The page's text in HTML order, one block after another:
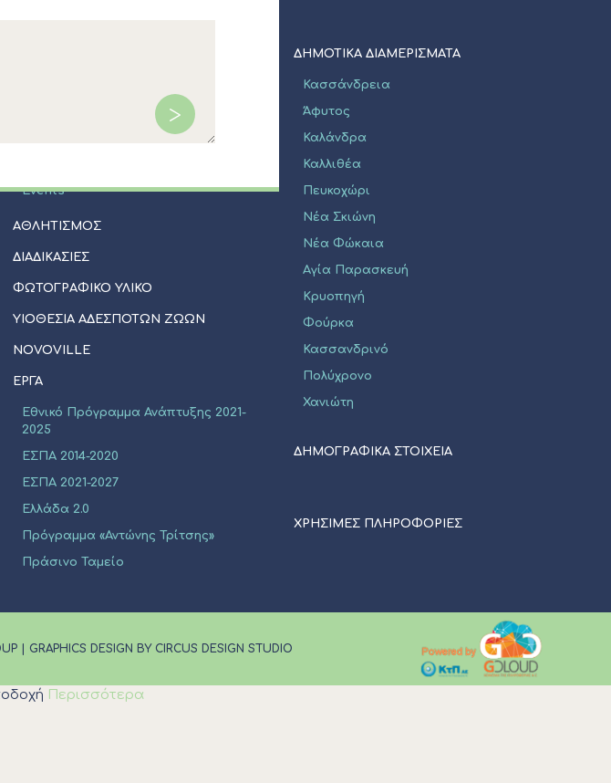
Φεστιβάλ Κασσάνδρας
Events
ΑΘΛΗΤΙΣΜΟΣ
ΔΙΑΔΙΚΑΣΙΕΣ
ΦΩΤΟΓΡΑΦΙΚΟ ΥΛΙΚΟ
ΥΙΟΘΕΣΊΑ ΑΔΈΣΠΟΤΩΝ ΖΏΩΝ
NOVOVILLE
ΈΡΓΑ
Εθνικό Πρόγραμμα Ανάπτυξης 2021-
2025
ΕΣΠΑ 2014-2020
ΕΣΠΑ 2021-2027
Ελλάδα 2.0
Πρόγραμμα «Αντώνης Τρίτσης»
Πράσινο Ταμείο
ΔΗΜΟΤΙΚΑ ΔΙΑΜΕΡΙΣΜΑΤΑ
Κασσάνδρεια
Άφυτος
Καλάνδρα
Καλλιθέα
Πευκοχώρι
Νέα Σκιώνη
Νέα Φώκαια
Αγία Παρασκευή
Κρυοπηγή
Φούρκα
Κασσανδρινό
Πολύχρονο
Χανιώτη
ΔΗΜΟΓΡΑΦΙΚΑ ΣΤΟΙΧΕΙΑ
ΧΡΗΣΙΜΕΣ ΠΛΗΡΟΦΟΡΙΕΣ
GRAPHICS DESIGN BY CIRCUS DESIGN STUDIO
Περισσότερα